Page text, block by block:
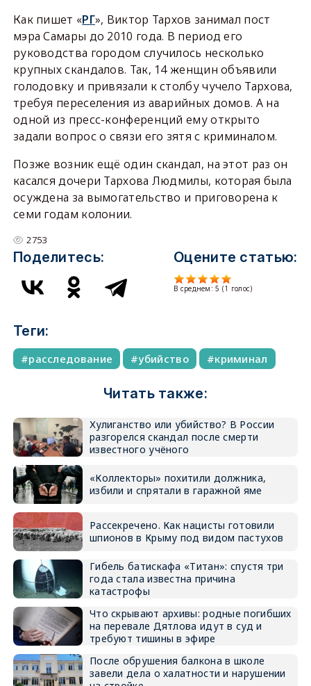
Как пишет «РГ», Виктор Тархов занимал пост
мэра Самары до 2010 года. В период его
руководства городом случилось несколько
крупных скандалов. Так, 14 женщин объявили
голодовку и привязали к столбу чучело Тархова,
требуя переселения из аварийных домов. А на
одной из пресс-конференций ему открыто
задали вопрос о связи его зятя с криминалом.
Позже возник ещё один скандал, на этот раз он
касался дочери Тархова Людмилы, которая была
осуждена за вымогательство и приговорена к
семи годам колонии.
2753
Поделитесь: Оцените статью:
В среднем:5 (1 голос)
Теги:
расследование убийство криминал
Читать также:
Хулиганство или убийство? В России
разгорелся скандал после смерти
известного учёного
«Коллекторы» похитили должника,
избили и спрятали в гаражной яме
Рассекречено. Как нацисты готовили
шпионов в Крыму под видом пастухов
Гибель батискафа «Титан»: спустя три
года стала известна причина
катастрофы
Что скрывают архивы: родные погибших
на перевале Дятлова идут в суд и
требуют тишины в эфире
После обрушения балкона в школе
завели дела о халатности и нарушении